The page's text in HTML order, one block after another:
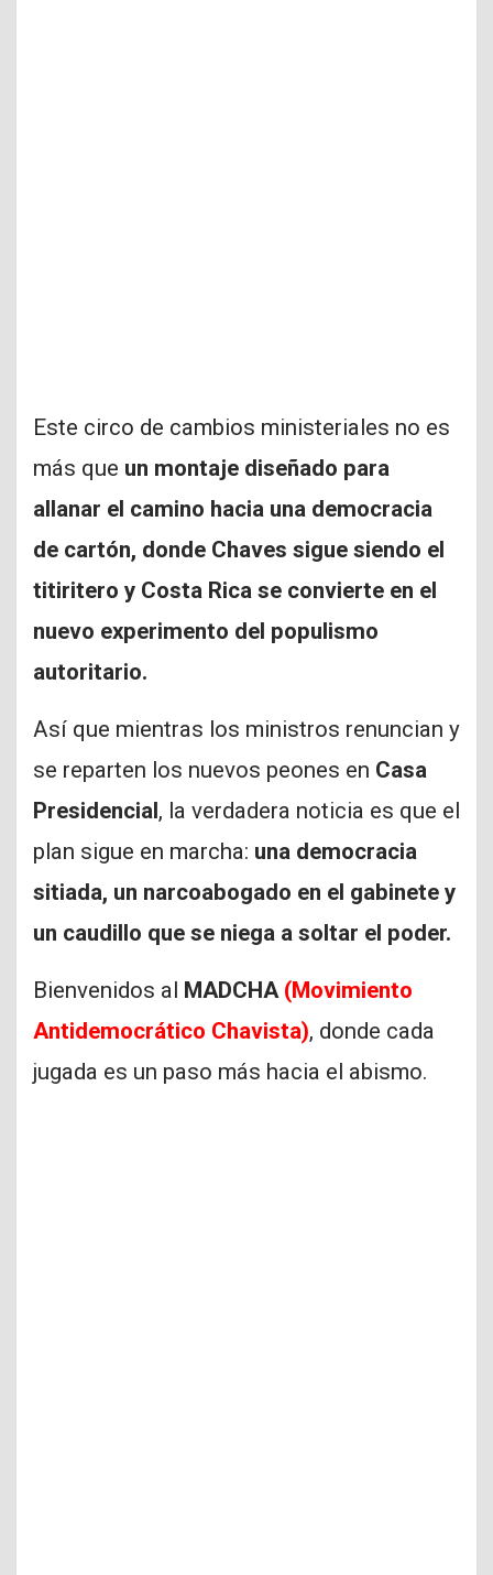
Este circo de cambios ministeriales no es
más que un montaje diseñado para
allanar el camino hacia una democracia
de cartón, donde Chaves sigue siendo el
titiritero y Costa Rica se convierte en el
nuevo experimento del populismo
autoritario.
Así que mientras los ministros renuncian y
se reparten los nuevos peones en Casa
Presidencial, la verdadera noticia es que el
plan sigue en marcha: una democracia
sitiada, un narcoabogado en el gabinete y
un caudillo que se niega a soltar el poder.
Bienvenidos al MADCHA (Movimiento
Antidemocrático Chavista), donde cada
jugada es un paso más hacia el abismo.